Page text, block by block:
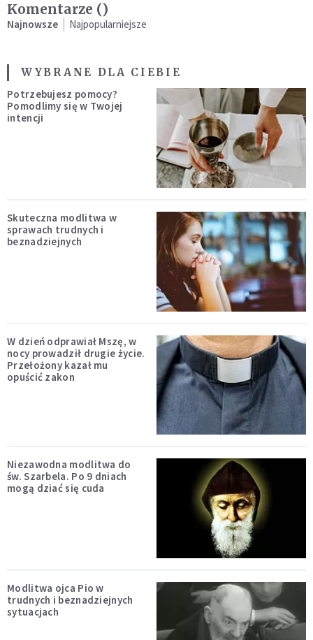
Komentarze ()
Najnowsze Najpopularniejsze
WYBRANE DLA CIEBIE
Potrzebujesz pomocy?
Pomodlimy się w Twojej
intencji
Skuteczna modlitwa w
sprawach trudnych i
beznadziejnych
W dzień odprawiał Mszę, w
nocy prowadził drugie życie.
Przełożony kazał mu
opuścić zakon
Niezawodna modlitwa do
św. Szarbela. Po 9 dniach
mogą dziać się cuda
Modlitwa ojca Pio w
trudnych i beznadziejnych
sytuacjach